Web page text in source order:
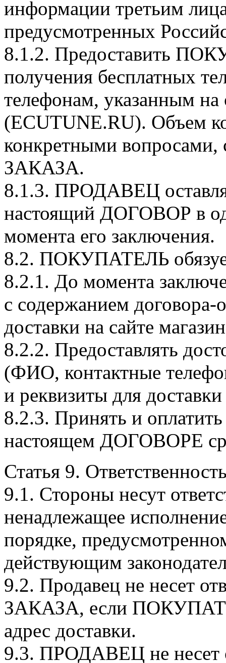
информации третьим
предусмотренных
8.1.2. Предоставить
получения бесплатных
телефонам, указанным на
(ECUTUNE.RU). Объем
конкретными
ЗАКАЗА.
8.1.3. ПРОДАВЕЦ
настоящий ДОГОВОР в
момента его заключения.
8.2. ПОКУПАТЕЛЬ
8.2.1. До момента
с содержанием
доставки на сайте
8.2.2. Предоставлять
(ФИО, контактные
и реквизиты для
8.2.3. Принять и
настоящем ДОГОВОРЕ
Статья 9.
9.1. Стороны несут
ненадлежащее
порядке,
действующим
9.2. Продавец не несет
ЗАКАЗА, если
адрес доставки.
9.3. ПРОДАВЕЦ не несет